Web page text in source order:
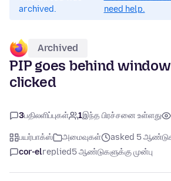
archived.
need help.
Archived
PIP goes behind
clicked
3பதிலளிப்புகள் 1இந்த பிரச்சனை உள்ளது
பயர்பாக்ஸ் அமைவுகள்
asked 5
cor-elreplied5 ஆண்டுகளுக்கு முன்பு